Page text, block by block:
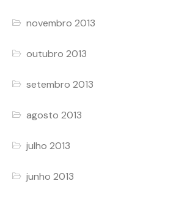
novembro 2013
outubro 2013
setembro 2013
agosto 2013
julho 2013
junho 2013